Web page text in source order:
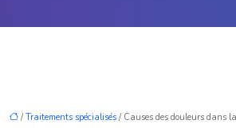
/Traitements spécialisés / Causes des douleurs dans